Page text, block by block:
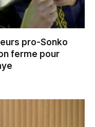
pro-Sonko
ferme pour